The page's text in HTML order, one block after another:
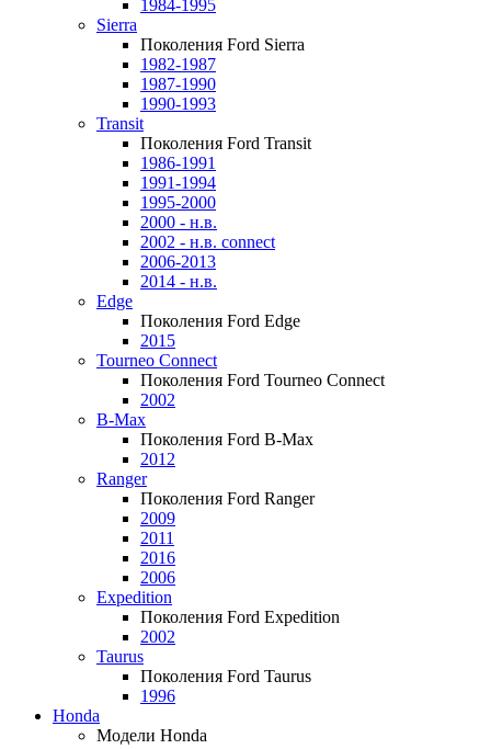
1984-1995
Sierra
Поколения Ford Sierra
1982-1987
1987-1990
1990-1993
Transit
Поколения Ford Transit
1986-1991
1991-1994
1995-2000
2000 - н.в.
2002 - н.в. connect
2006-2013
2014 - н.в.
Edge
Поколения Ford Edge
2015
Tourneo Connect
Поколения Ford Tourneo Connect
2002
B-Max
Поколения Ford B-Max
2012
Ranger
Поколения Ford Ranger
2009
2011
2016
2006
Expedition
Поколения Ford Expedition
2002
Taurus
Поколения Ford Taurus
1996
Honda
Модели Honda